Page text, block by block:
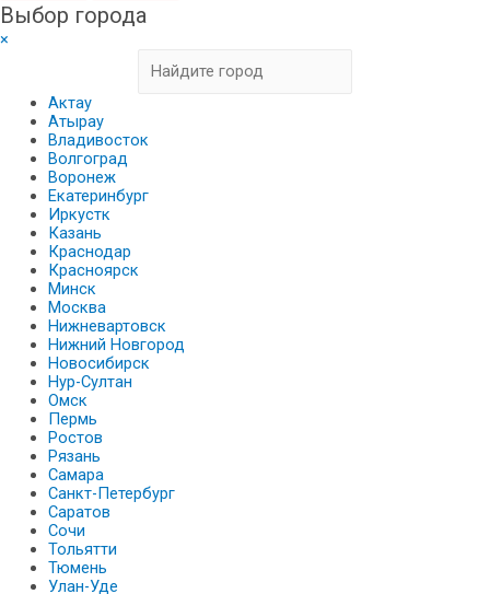
Выбор города
×
Актау
Атырау
Владивосток
Волгоград
Воронеж
Екатеринбург
Иркустк
Казань
Краснодар
Красноярск
Минск
Москва
Нижневартовск
Нижний Новгород
Новосибирск
Нур-Султан
Омск
Пермь
Ростов
Рязань
Самара
Санкт-Петербург
Саратов
Сочи
Тольятти
Тюмень
Улан-Уде